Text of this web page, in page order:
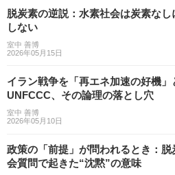
脱炭素の逆説：水素社会は炭素なし
しない
室中 善博
2026年05月15日
イラン戦争を「再エネ加速の好機」
UNFCCC、その論理の落とし穴
室中 善博
2026年05月10日
政策の「前提」が問われるとき：脱
会質問で起きた“沈黙”の意味